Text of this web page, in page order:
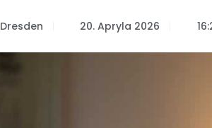
Dresden 20. Apryla 2026